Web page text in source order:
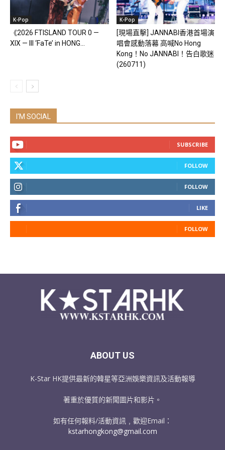
K-Pop
《2026 FTISLAND TOUR 0 —
XIX — III ‘FaTe’ in HONG...
K-Pop
[現場直擊] JANNABI香港首場演
唱會感動落幕 高喊No Hong
Kong！No JANNABI！告白歌迷
(260711)
I'M SOCIAL
SUBSCRIBE
FOLLOW
FOLLOW
LIKE
FOLLOW
ABOUT US
K-Star HK提供最新的韓星等亞洲娛樂資訊及活動報導
著重於優質的新聞圖片和影片。
如有任何報料/活動資訊﹐歡迎Email：
kstarhongkong@gmail.com